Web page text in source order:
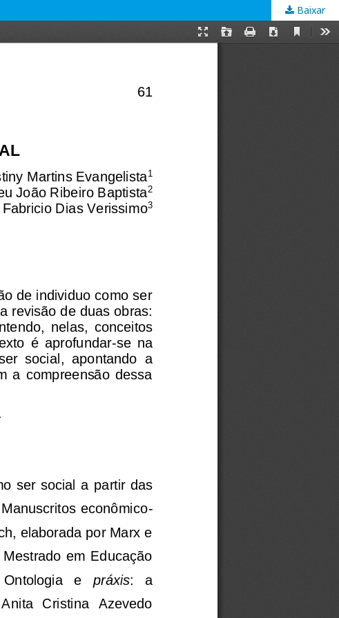
Baixar